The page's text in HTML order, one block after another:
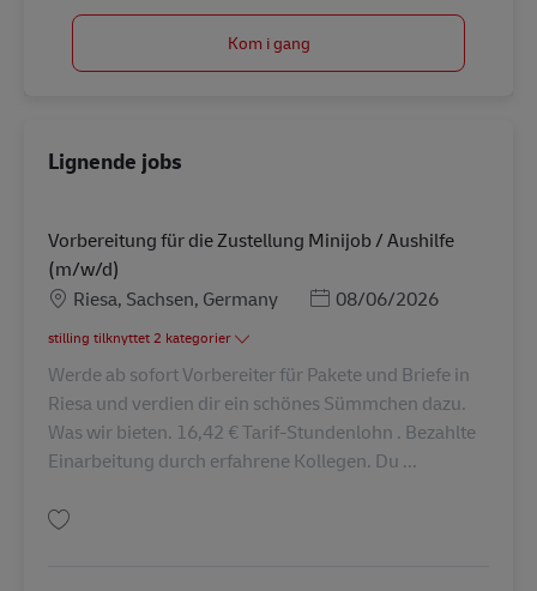
Kom i gang
Lignende jobs
Vorbereitung für die Zustellung Minijob / Aushilfe
(m/w/d)
Lokation
Riesa, Sachsen, Germany Posted Date
08/06/2026
stilling tilknyttet 2 kategorier
Werde ab sofort Vorbereiter für Pakete und Briefe in
Riesa und verdien dir ein schönes Sümmchen dazu.
Was wir bieten. 16,42 € Tarif-Stundenlohn . Bezahlte
Einarbeitung durch erfahrene Kollegen. Du ...